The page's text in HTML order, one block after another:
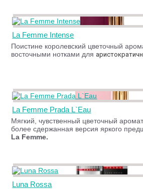
La Femme Intense
Поистине королевский цветочный
восточными нотками для
La Femme Prada L`Eau
Мягкий, чувственный цветочный
более сдержанная версия яркого
La Femme.
Luna Rossa